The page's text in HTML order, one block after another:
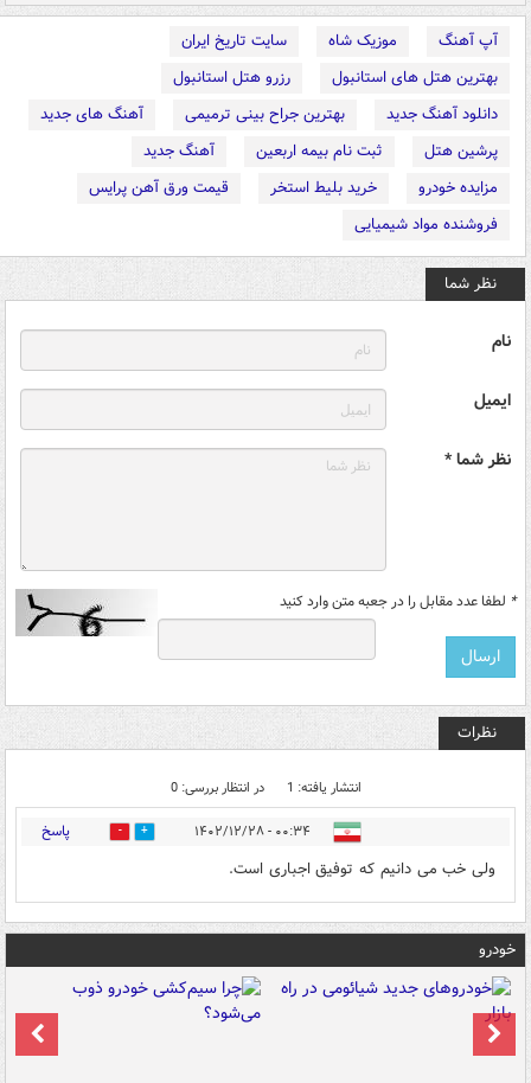
آپ آهنگ موزیک شاه
سایت تاریخ ایران
بهترین هتل های استانبول
رزرو هتل استانبول
دانلود آهنگ جدید
بهترین جراح بینی ترمیمی
آهنگ های جدید
پرشین هتل
ثبت نام بیمه اربعین
آهنگ جدید
مزایده خودرو
خرید بلیط استخر
قیمت ورق آهن پرایس
فروشنده مواد شیمیایی
نظر شما
نام
ایمیل
نظر شما *
* لطفا عدد مقابل را در جعبه متن وارد کنید
نظرات
انتشار یافته: 1 در انتظار بررسی: 0
۰۰:۳۴ - ۱۴۰۲/۱۲/۲۸ 0 پاسخ
ولی خب می دانیم که توفیق اجباری است.
خودرو